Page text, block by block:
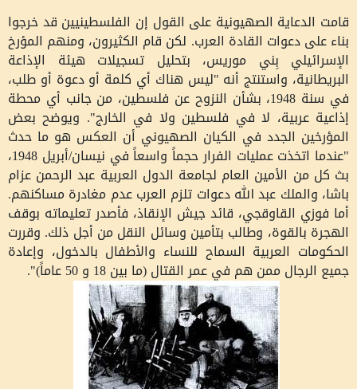
قامت الدعاية الصهيونية على القول إن الفلسطينيين قد خرجوا
بناء على دعوات القادة العرب. لكن قام الكثيرون، ومنهم المؤرخ
الإسرائيلي بِني موريس، بتحليل تسجيلات هيئة الإذاعة
البريطانية، واستنتج أنه "ليس هناك أي كلمة أو دعوة أو طلب،
في سنة 1948، بشأن النزوح عن فلسطين، من جانب أي محطة
إذاعية عربية، لا في فلسطين ولا في الخارج". ويوضح بعض
المؤرخين الجدد في الكيان الصهيوني أن العكس هو ما حدث
"عندما اتخذت عمليات الفرار حجماً واسعاً في نيسان/أبريل 1948،
بث كل من الأمين العام لجامعة الدول العربية عبد الرحمن عزام
باشا، والملك عبد الله دعوات تلزم العرب عدم مغادرة مساكنهم.
أما فوزي القاوقجي، قائد جيش الإنقاذ، فأصدر تعليماته بوقف
الهجرة بالقوة، وطالب بتأمين وسائل النقل من أجل ذلك. وقررت
الحكومات العربية السماح للنساء والأطفال بالدخول، وإعادة
جميع الرجال ممن هم في عمر القتال (ما بين 18 و 50 عاماً)".